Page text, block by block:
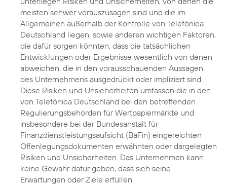
meisten schwer vorauszusagen sind und die im
Allgemeinen außerhalb der Kontrolle von Telefónica
Deutschland liegen, sowie anderen wichtigen Faktoren,
die dafür sorgen könnten, dass die tatsächlichen
Entwicklungen oder Ergebnisse wesentlich von denen
abweichen, die in den vorausschauenden Aussagen
des Unternehmens ausgedrückt oder impliziert sind.
Diese Risiken und Unsicherheiten umfassen die in den
von Telefónica Deutschland bei den betreffenden
Regulierungsbehörden für Wertpapiermärkte und
insbesondere bei der Bundesanstalt für
Finanzdienstleistungsaufsicht (BaFin) eingereichten
Offenlegungsdokumenten erwähnten oder dargelegten
Risiken und Unsicherheiten. Das Unternehmen kann
keine Gewähr dafür geben, dass sich seine
Erwartungen oder Ziele erfüllen.